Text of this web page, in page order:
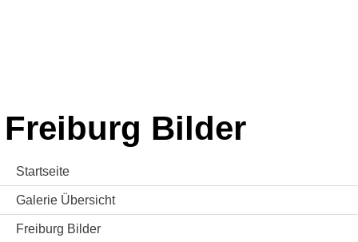
Freiburg Bilder
Startseite
Galerie Übersicht
Freiburg Bilder